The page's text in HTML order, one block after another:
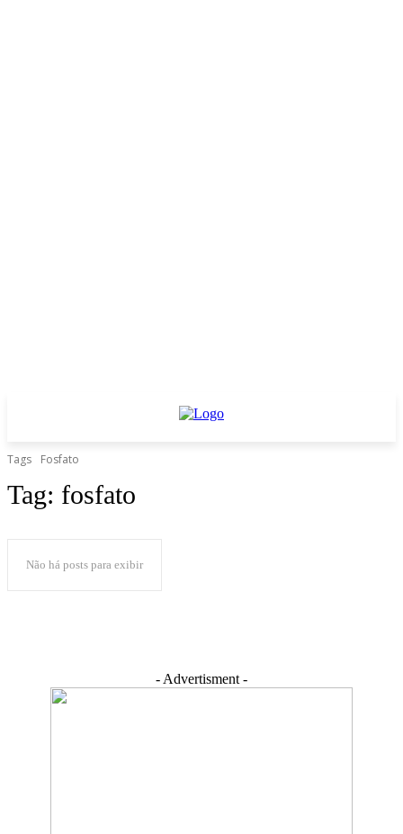
Tags Fosfato
Tag: fosfato
Não há posts para exibir
- Advertisment -